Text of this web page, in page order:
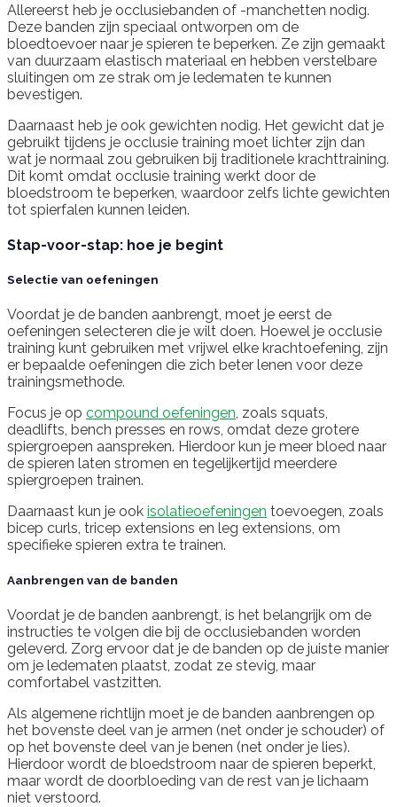
Allereerst heb je occlusiebanden of -manchetten nodig.
Deze banden zijn speciaal ontworpen om de
bloedtoevoer naar je spieren te beperken. Ze zijn gemaakt
van duurzaam elastisch materiaal en hebben verstelbare
sluitingen om ze strak om je ledematen te kunnen
bevestigen.
Daarnaast heb je ook gewichten nodig. Het gewicht dat je
gebruikt tijdens je occlusie training moet lichter zijn dan
wat je normaal zou gebruiken bij traditionele krachttraining.
Dit komt omdat occlusie training werkt door de
bloedstroom te beperken, waardoor zelfs lichte gewichten
tot spierfalen kunnen leiden.
Stap-voor-stap: hoe je begint
Selectie van oefeningen
Voordat je de banden aanbrengt, moet je eerst de
oefeningen selecteren die je wilt doen. Hoewel je occlusie
training kunt gebruiken met vrijwel elke krachtoefening, zijn
er bepaalde oefeningen die zich beter lenen voor deze
trainingsmethode.
Focus je op compound oefeningen, zoals squats,
deadlifts, bench presses en rows, omdat deze grotere
spiergroepen aanspreken. Hierdoor kun je meer bloed naar
de spieren laten stromen en tegelijkertijd meerdere
spiergroepen trainen.
Daarnaast kun je ook isolatieoefeningen toevoegen, zoals
bicep curls, tricep extensions en leg extensions, om
specifieke spieren extra te trainen.
Aanbrengen van de banden
Voordat je de banden aanbrengt, is het belangrijk om de
instructies te volgen die bij de occlusiebanden worden
geleverd. Zorg ervoor dat je de banden op de juiste manier
om je ledematen plaatst, zodat ze stevig, maar
comfortabel vastzitten.
Als algemene richtlijn moet je de banden aanbrengen op
het bovenste deel van je armen (net onder je schouder) of
op het bovenste deel van je benen (net onder je lies).
Hierdoor wordt de bloedstroom naar de spieren beperkt,
maar wordt de doorbloeding van de rest van je lichaam
niet verstoord.